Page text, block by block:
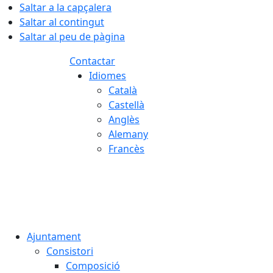
Saltar a la capçalera
Saltar al contingut
Saltar al peu de pàgina
Contactar
Idiomes
Català
Castellà
Anglès
Alemany
Francès
Ajuntament
Consistori
Composició